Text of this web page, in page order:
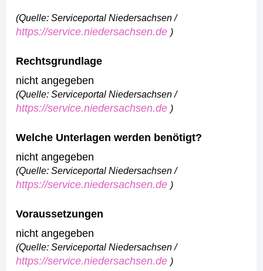
(Quelle: Serviceportal Niedersachsen /
https://service.niedersachsen.de )
Rechtsgrundlage
nicht angegeben
(Quelle: Serviceportal Niedersachsen /
https://service.niedersachsen.de )
Welche Unterlagen werden benötigt?
nicht angegeben
(Quelle: Serviceportal Niedersachsen /
https://service.niedersachsen.de )
Voraussetzungen
nicht angegeben
(Quelle: Serviceportal Niedersachsen /
https://service.niedersachsen.de )